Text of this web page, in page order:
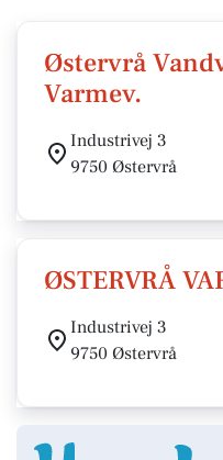
Østervrå
Varmev.
Industrivej 3
9750 Østervrå
ØSTERVRÅ
Industrivej 3
9750 Østervrå